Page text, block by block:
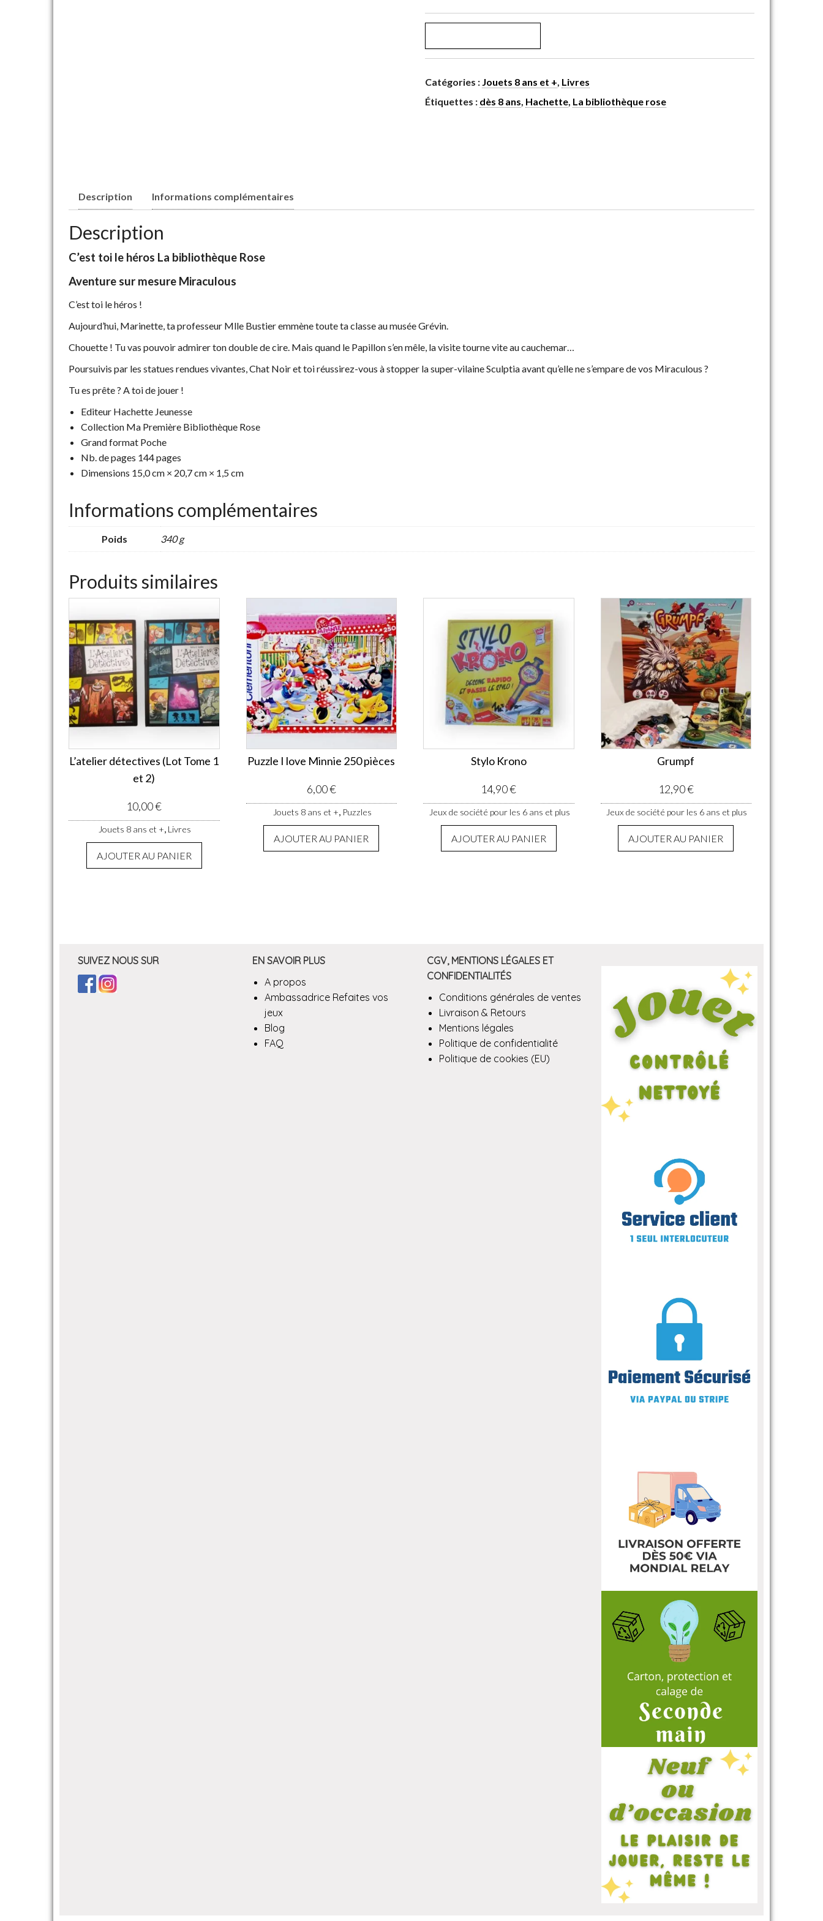
Catégories : Jouets 8 ans et +, Livres
Étiquettes : dès 8 ans, Hachette, La bibliothèque rose
Description Informations complémentaires
Description
C’est toi le héros La bibliothèque Rose
Aventure sur mesure Miraculous
C’est toi le héros !
Aujourd’hui, Marinette, ta professeur Mlle Bustier emmène toute ta classe au musée Grévin.
Chouette ! Tu vas pouvoir admirer ton double de cire. Mais quand le Papillon s’en mêle, la visite tourne vite au cauchemar…
Poursuivis par les statues rendues vivantes, Chat Noir et toi réussirez-vous à stopper la super-vilaine Sculptia avant qu’elle ne s’empare de vos Miraculous ?
Tu es prête ? A toi de jouer !
Editeur Hachette Jeunesse
Collection Ma Première Bibliothèque Rose
Grand format Poche
Nb. de pages 144 pages
Dimensions 15,0 cm × 20,7 cm × 1,5 cm
Informations complémentaires
Poids 340 g
Produits similaires
L’atelier détectives (Lot Tome 1
et 2)
10,00€
Jouets 8 ans et + Livres
AJOUTER AU PANIER
Puzzle I love Minnie 250 pièces
6,00€
Jouets 8 ans et + Puzzles
AJOUTER AU PANIER
Stylo Krono
14,90€
Jeux de société pour les 6 ans et plus
AJOUTER AU PANIER
Grumpf
12,90€
Jeux de société pour les 6 ans et plus
AJOUTER AU PANIER
SUIVEZ NOUS SUR
EN SAVOIR PLUS
A propos
Ambassadrice Refaites vos
jeux
Blog
FAQ
CGV, MENTIONS LÉGALES ET
CONFIDENTIALITÉS
Conditions générales de ventes
Livraison & Retours
Mentions légales
Politique de confidentialité
Politique de cookies (EU)